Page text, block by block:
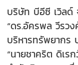
บริษัท บีอีซี เวิลด์
“ดร.อัครพล วีรว
บริหารทรัพยากร
“นายชาคริต ดิเร